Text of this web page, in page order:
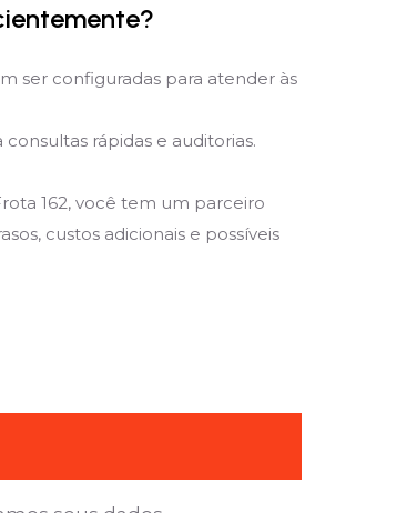
ser configuradas para atender às
rápidas e auditorias.
162, você tem um parceiro
custos adicionais e possíveis